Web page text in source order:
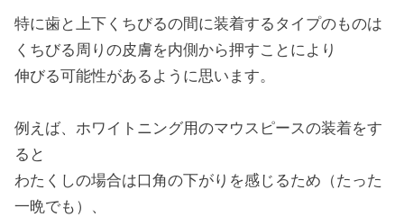
特に歯と上下くちびるの間に装着するタイプのものは
くちびる周りの皮膚を内側から押すことにより
伸びる可能性があるように思います。
例えば、ホワイトニング用のマウスピースの装着をす
ると
わたくしの場合は口角の下がりを感じるため（たった
一晩でも）、